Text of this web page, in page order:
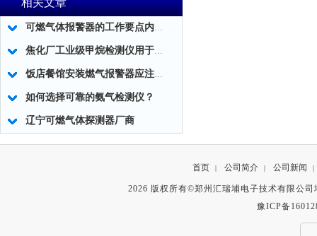
相关文章
可燃气体报警器的工作要点内容和优化工作
焦化厂工业级甲烷检测仪用于煤气泄漏检测
饭店餐馆安装燃气报警器应注意事项
如何选择可靠的氨气检测仪？
辽宁可燃气体探测器厂商
首页 | 公司简介 | 公司新闻 |
2026 版权所有©郑州汇瑞埔电子技术有限公
豫ICP备